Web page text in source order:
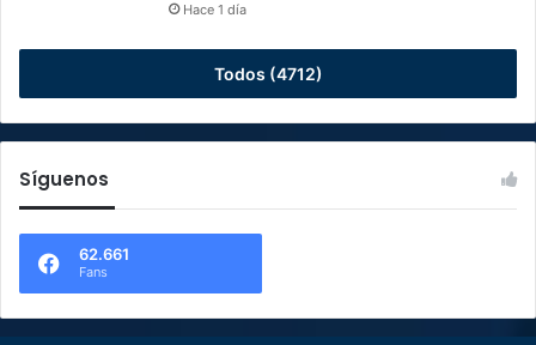
Hace 1 día
Todos (4712)
Síguenos
62.661
Fans